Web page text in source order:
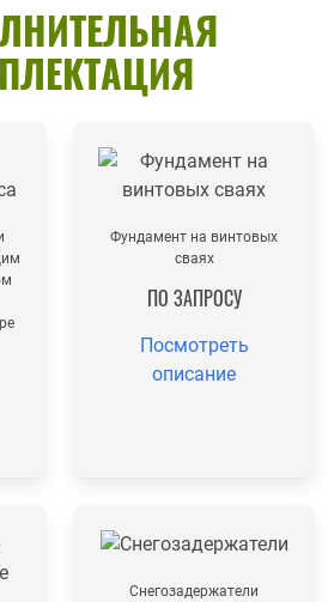
Фундамент на винтовых
сваях
ПО ЗАПРОСУ
Посмотреть
описание
Снегозадержатели